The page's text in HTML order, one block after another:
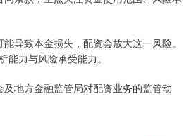
导致本金损失，配资会放大这一风险。
能力与风险承受能力。
地方金融监管局对配资业务的监管动